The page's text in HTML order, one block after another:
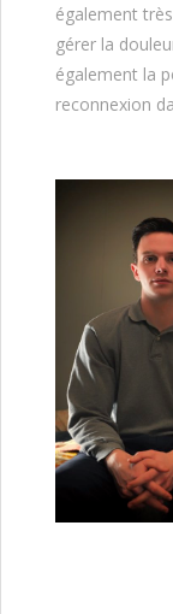
également
gérer la
également la
reconnexion